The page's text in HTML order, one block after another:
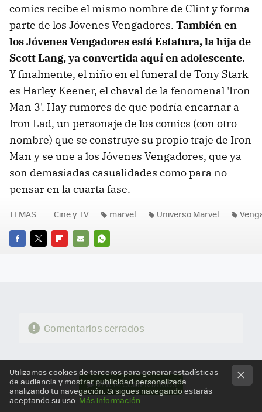
comics recibe el mismo nombre de Clint y forma
parte de los Jóvenes Vengadores. También en
los Jóvenes Vengadores está Estatura, la hija de
Scott Lang, ya convertida aquí en adolescente.
Y finalmente, el niño en el funeral de Tony Stark
es Harley Keener, el chaval de la fenomenal 'Iron
Man 3'. Hay rumores de que podría encarnar a
Iron Lad, un personaje de los comics (con otro
nombre) que se construye su propio traje de Iron
Man y se une a los Jóvenes Vengadores, que ya
son demasiadas casualidades como para no
pensar en la cuarta fase.
FACEBOOK
TWITTERFLIPBOARD
E-
WHATSAPP
TEMAS Cine y TV marvel Universo Marvel
Comentarios cerrados
VER14 COMENTARIOS
Utilizamos cookies de terceros para generar estadísticas
de audiencia y mostrar publicidad personalizada
analizando tu navegación. Si sigues navegando estarás
aceptando su uso. Más información